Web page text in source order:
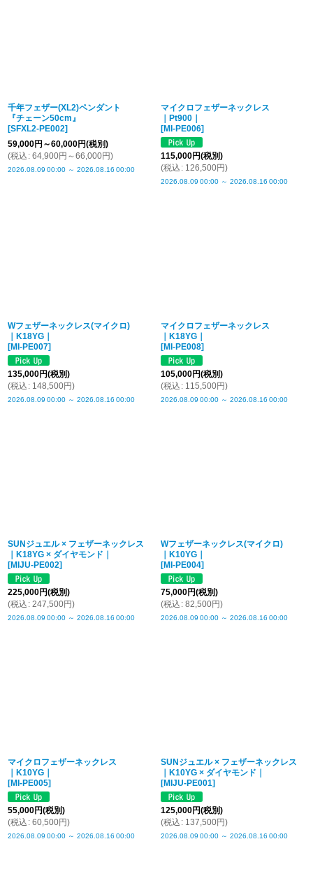
千年フェザー(XL2)ペンダント
『チェーン50cm』
[SFXL2-PE002]
59,000円 ～60,000円(税別)
(税込 : 64,900円 ～66,000円)
2026.08.09 00:00 ～ 2026.08.16 00:00
マイクロフェザーネックレス
｜Pt900｜
[MI-PE006]
115,000円(税別)
(税込 : 126,500円)
2026.08.09 00:00 ～ 2026.08.16 00:00
Wフェザーネックレス(マイクロ)
｜K18YG｜
[MI-PE007]
135,000円(税別)
(税込 : 148,500円)
2026.08.09 00:00 ～ 2026.08.16 00:00
マイクロフェザーネックレス
｜K18YG｜
[MI-PE008]
105,000円(税別)
(税込 : 115,500円)
2026.08.09 00:00 ～ 2026.08.16 00:00
SUNジュエル × フェザーネックレス
｜K18YG × ダイヤモンド｜
[MIJU-PE002]
225,000円(税別)
(税込 : 247,500円)
2026.08.09 00:00 ～ 2026.08.16 00:00
Wフェザーネックレス(マイクロ)
｜K10YG｜
[MI-PE004]
75,000円(税別)
(税込 : 82,500円)
2026.08.09 00:00 ～ 2026.08.16 00:00
マイクロフェザーネックレス
｜K10YG｜
[MI-PE005]
55,000円(税別)
(税込 : 60,500円)
2026.08.09 00:00 ～ 2026.08.16 00:00
SUNジュエル × フェザーネックレス
｜K10YG × ダイヤモンド｜
[MIJU-PE001]
125,000円(税別)
(税込 : 137,500円)
2026.08.09 00:00 ～ 2026.08.16 00:00